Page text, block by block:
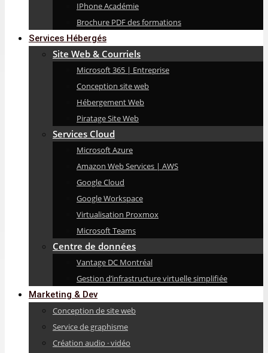
IPhone Académie
Brochure PDF des formations
Services Hébergés
Site Web & Courriels
Microsoft 365 | Entreprise
Conception site web
Hébergement Web
Piratage Site Web
Services Cloud
Microsoft Azure
Amazon Web Services | AWS
Google Cloud
Google Workspace
Virtualisation Proxmox
Microsoft Teams
Centre de données
Vantage DC Montréal
Gestion d’infrastructure virtuelle simplifiée
Marketing & Dev
Conception de site web
Service de graphisme
Création audio · vidéo